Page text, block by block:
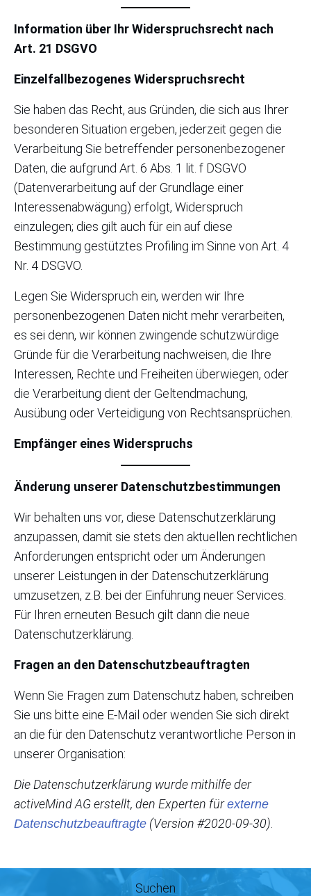
Information über Ihr Widerspruchsrecht nach
Art. 21 DSGVO
Einzelfallbezogenes Widerspruchsrecht
Sie haben das Recht, aus Gründen, die sich aus Ihrer
besonderen Situation ergeben, jederzeit gegen die
Verarbeitung Sie betreffender personenbezogener
Daten, die aufgrund Art. 6 Abs. 1 lit. f DSGVO
(Datenverarbeitung auf der Grundlage einer
Interessenabwägung) erfolgt, Widerspruch
einzulegen; dies gilt auch für ein auf diese
Bestimmung gestütztes Profiling im Sinne von Art. 4
Nr. 4 DSGVO.
Legen Sie Widerspruch ein, werden wir Ihre
personenbezogenen Daten nicht mehr verarbeiten,
es sei denn, wir können zwingende schutzwürdige
Gründe für die Verarbeitung nachweisen, die Ihre
Interessen, Rechte und Freiheiten überwiegen, oder
die Verarbeitung dient der Geltendmachung,
Ausübung oder Verteidigung von Rechtsansprüchen.
Empfänger eines Widerspruchs
Änderung unserer Datenschutzbestimmungen
Wir behalten uns vor, diese Datenschutzerklärung
anzupassen, damit sie stets den aktuellen rechtlichen
Anforderungen entspricht oder um Änderungen
unserer Leistungen in der Datenschutzerklärung
umzusetzen, z.B. bei der Einführung neuer Services.
Für Ihren erneuten Besuch gilt dann die neue
Datenschutzerklärung.
Fragen an den Datenschutzbeauftragten
Wenn Sie Fragen zum Datenschutz haben, schreiben
Sie uns bitte eine E-Mail oder wenden Sie sich direkt
an die für den Datenschutz verantwortliche Person in
unserer Organisation:
Die Datenschutzerklärung wurde mithilfe der
activeMind AG erstellt, den Experten fürexterne
Datenschutzbeauftragte (Version #2020-09-30)
Suchen